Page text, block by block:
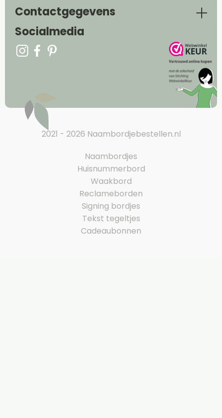
Contactgegevens
Socialmedia
2021 - 2026 Naambordjebestellen.nl
Naambordjes
Huisnummerbord
Waakbord
Reclameborden
Signing bordjes
Tekst tegeltjes
Cadeaubonnen